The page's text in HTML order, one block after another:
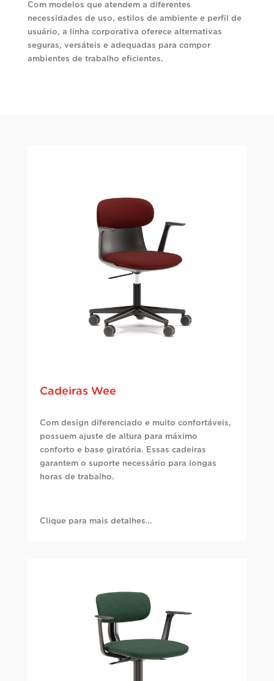
Com modelos que atendem a diferentes
necessidades de uso, estilos de ambiente e perfil de
usuário, a linha corporativa oferece alternativas
seguras, versáteis e adequadas para compor
ambientes de trabalho eficientes.
Cadeiras Wee
Com design diferenciado e muito confortáveis,
possuem ajuste de altura para máximo
conforto e base giratória. Essas cadeiras
garantem o suporte necessário para longas
horas de trabalho.
Clique para mais detalhes…